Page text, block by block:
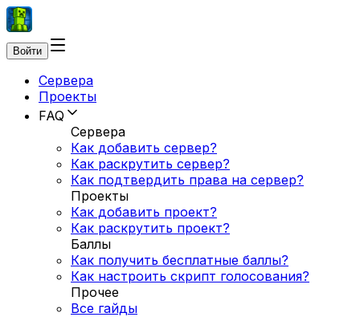
Войти
Сервера
Проекты
FAQ
Сервера
Как добавить сервер?
Как раскрутить сервер?
Как подтвердить права на сервер?
Проекты
Как добавить проект?
Как раскрутить проект?
Баллы
Как получить бесплатные баллы?
Как настроить скрипт голосования?
Прочее
Все гайды